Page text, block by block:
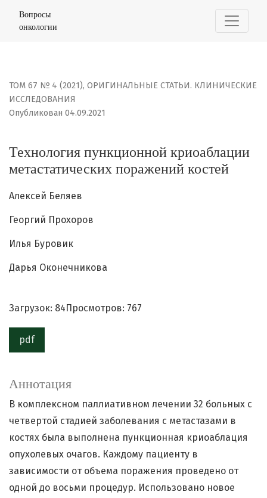
Технология пункционной криоаблации
Вопросы
онкологии
ТОМ 67 № 4 (2021), ОРИГИНАЛЬНЫЕ СТАТЬИ. КЛИНИЧЕСКИЕ
ИССЛЕДОВАНИЯ
Технология пункционной криоаблации
метастатических поражений костей
Опубликован 04.09.2021
Алексей Беляев
Георгий Прохоров
Илья Буровик
Дарья Оконечникова
Загрузок: 84 Просмотров: 767
pdf
Аннотация
В комплексном паллиативном лечении 32 больных с
четвертой стадией заболевания с метастазами в
костях была выполнена пункционная криоаблация
опухолевых очагов. Каждому пациенту в
зависимости от объема поражения проведено от
одной до восьми процедур. Использовано новое